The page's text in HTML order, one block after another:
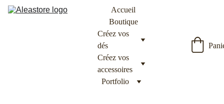
Accueil
Boutique
Créez vos
dés
Créez vos
accessoires
Portfolio